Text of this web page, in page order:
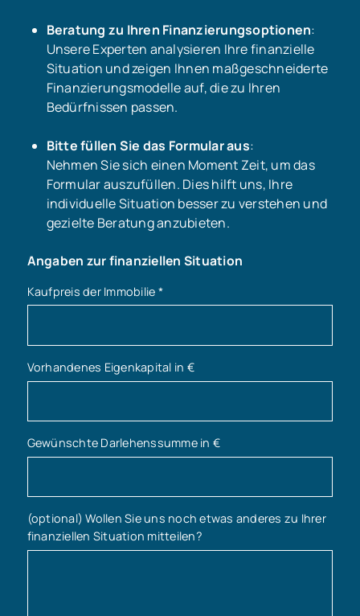
Beratung zu Ihren Finanzierungsoptionen:
Unsere Experten analysieren Ihre finanzielle
Situation und zeigen Ihnen maßgeschneiderte
Finanzierungsmodelle auf, die zu Ihren
Bedürfnissen passen.
Bitte füllen Sie das Formular aus:
Nehmen Sie sich einen Moment Zeit, um das
Formular auszufüllen. Dies hilft uns, Ihre
individuelle Situation besser zu verstehen und
gezielte Beratung anzubieten.
Angaben zur finanziellen Situation
Kaufpreis der Immobilie *
Vorhandenes Eigenkapital in €
Gewünschte Darlehenssumme in €
(optional) Wollen Sie uns noch etwas anderes zu Ihrer
finanziellen Situation mitteilen?